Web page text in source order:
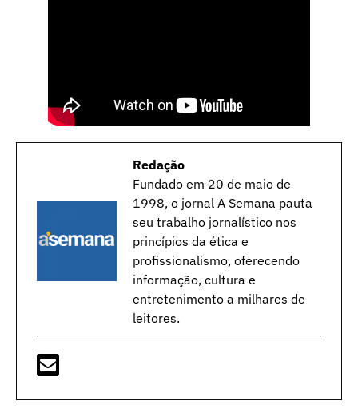
Redação
Fundado em 20 de maio de
1998, o jornal A Semana pauta
seu trabalho jornalístico nos
princípios da ética e
profissionalismo, oferecendo
informação, cultura e
entretenimento a milhares de
leitores.